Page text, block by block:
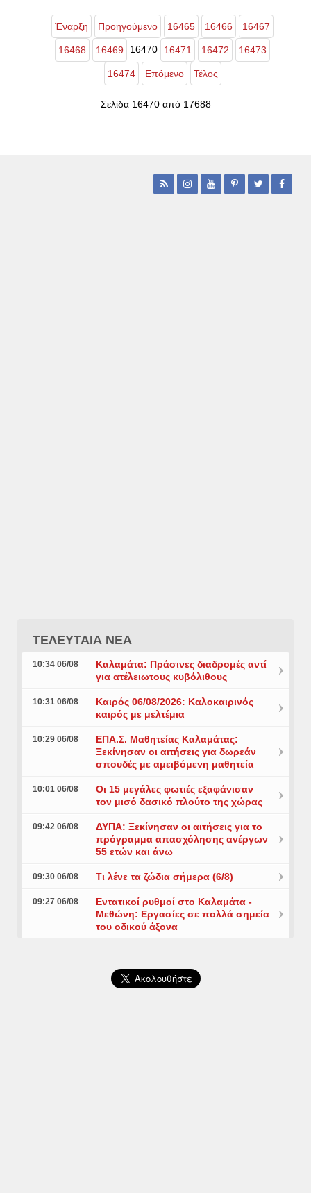
Έναρξη Προηγούμενο 16465 16466 16467
16468 16469 16470 16471 16472 16473
16474 Επόμενο Τέλος
Σελίδα 16470 από 17688
ΤΕΛΕΥΤΑΙΑ ΝΕΑ
10:34 06/08
Καλαμάτα: Πράσινες διαδρομές αντί
για ατέλειωτους κυβόλιθους
10:31 06/08
Καιρός 06/08/2026: Καλοκαιρινός
καιρός με μελτέμια
10:29 06/08
ΕΠΑ.Σ. Μαθητείας Καλαμάτας:
Ξεκίνησαν οι αιτήσεις για δωρεάν
σπουδές με αμειβόμενη μαθητεία
10:01 06/08
Οι 15 μεγάλες φωτιές εξαφάνισαν
τον μισό δασικό πλούτο της χώρας
09:42 06/08
ΔΥΠΑ: Ξεκίνησαν οι αιτήσεις για το
πρόγραμμα απασχόλησης ανέργων
55 ετών και άνω
09:30 06/08 Τι λένε τα ζώδια σήμερα (6/8)
09:27 06/08
Εντατικοί ρυθμοί στο Καλαμάτα -
Μεθώνη: Εργασίες σε πολλά σημεία
του οδικού άξονα